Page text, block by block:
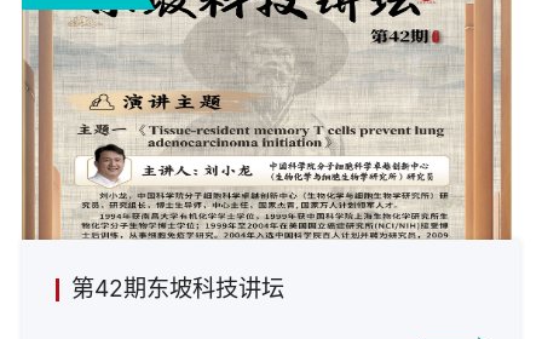
第42期东坡科技讲坛